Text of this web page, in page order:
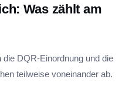
Was zählt am
DQR-Einordnung und die
teilweise voneinander ab.